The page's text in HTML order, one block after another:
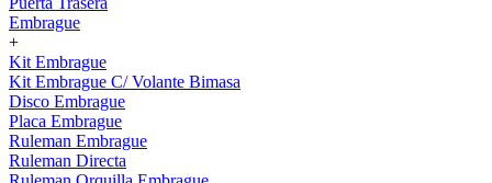
Embrague
+
Kit Embrague
Kit Embrague C/ Volante Bimasa
Disco Embrague
Placa Embrague
Ruleman Embrague
Ruleman Directa